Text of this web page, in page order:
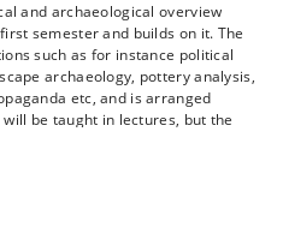
and archaeological overview
semester and builds on it. The
such as for instance political
archaeology, pottery analysis,
etc, and is arranged
be taught in lectures, but the
and presentations
This can happen in group
At the end of the semester the
question and material.